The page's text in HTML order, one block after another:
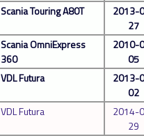
Scania Touring A80T
2013-
27
Scania OmniExpress
360
2010-
05
VDL Futura
2013-
02
VDL Futura
2014-
29